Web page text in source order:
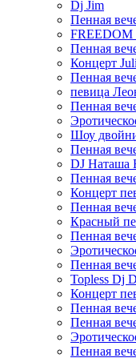
Dj Jim
Пенная
FREEDOM
Пенная
Концерт
Пенная
певица
Пенная
Шоу
Пенная
DJ Наташа
Пенная
Концерт
Пенная
Красный
Пенная
Пенная
Topless Dj
Концерт
Пенная
Пенная
Пенная